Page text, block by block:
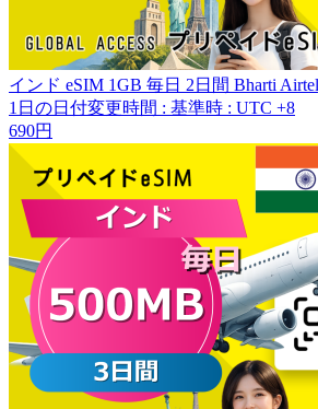
インド eSIM 1GB 毎日 2日間 Bharti
1日の日付変更時間 : 基準時 : UTC +8
690円